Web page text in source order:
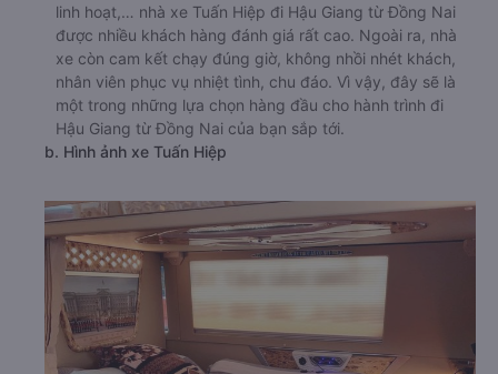
linh hoạt,… nhà xe Tuấn Hiệp đi Hậu Giang từ Đồng Nai
được nhiều khách hàng đánh giá rất cao. Ngoài ra, nhà
xe còn cam kết chạy đúng giờ, không nhồi nhét khách,
nhân viên phục vụ nhiệt tình, chu đáo. Vì vậy, đây sẽ là
một trong những lựa chọn hàng đầu cho hành trình đi
Hậu Giang từ Đồng Nai của bạn sắp tới.
b. Hình ảnh xe Tuấn Hiệp